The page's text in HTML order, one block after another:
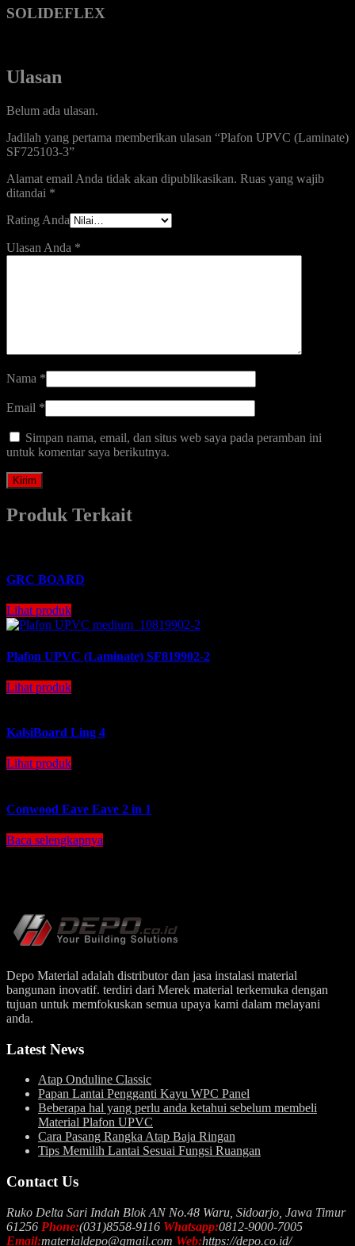
SOLIDEFLEX
Ulasan
Belum ada ulasan.
Jadilah yang pertama memberikan ulasan “Plafon UPVC (Laminate)
SF725103-3”
Alamat email Anda tidak akan dipublikasikan. Ruas yang wajib
ditandai *
Rating Anda
Ulasan Anda *
Nama *
Email *
Simpan nama, email, dan situs web saya pada peramban ini
untuk komentar saya berikutnya.
Produk Terkait
GRC BOARD
Lihat produk
Plafon UPVC (Laminate) SF819902-2
Lihat produk
KalsiBoard Ling 4
Lihat produk
Conwood Eave Eave 2 in 1
Baca selengkapnya
Depo Material adalah distributor dan jasa instalasi material
bangunan inovatif. terdiri dari Merek material terkemuka dengan
tujuan untuk memfokuskan semua upaya kami dalam melayani
anda.
Latest News
Atap Onduline Classic
Papan Lantai Pengganti Kayu WPC Panel
Beberapa hal yang perlu anda ketahui sebelum membeli
Material Plafon UPVC
Cara Pasang Rangka Atap Baja Ringan
Tips Memilih Lantai Sesuai Fungsi Ruangan
Contact Us
Ruko Delta Sari Indah Blok AN No.48 Waru, Sidoarjo, Jawa Timur
61256 Phone:(031)8558-9116 Whatsapp:0812-9000-7005
Email:materialdepo@gmail.com Web:https://depo.co.id/